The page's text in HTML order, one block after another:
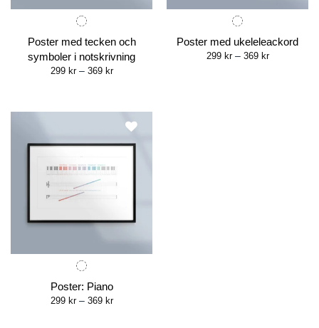
Poster med tecken och
symboler i notskrivning
299 kr – 369 krPrice
Poster med ukeleleackord
299 kr – 369 krPrice
Poster: Piano
299 kr – 369 krPrice